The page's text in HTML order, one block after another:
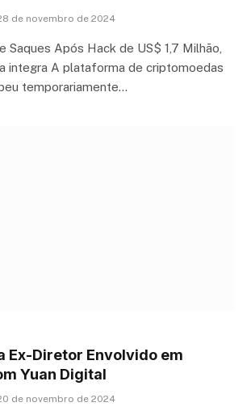
de novembro de 2024
Saques Após Hack de US$ 1,7 Milhão,
integra A plataforma de criptomoedas
temporariamente…
Ex-Diretor Envolvido em
Yuan Digital
de novembro de 2024